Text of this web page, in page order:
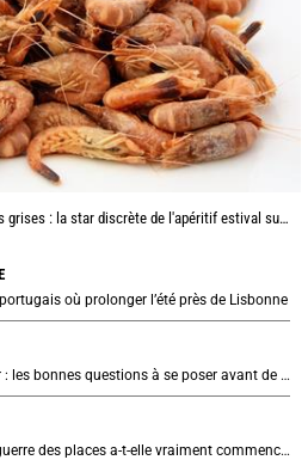
: la star discrète de l'apéritif estival sur les côtes de la mer du Nord
où prolonger l’été près de Lisbonne
Assurance d’un bateau à moteur : les bonnes questions à se poser avant de signer son contrat
Méditerranée sous pression : la guerre des places a-t-elle vraiment commencé ?